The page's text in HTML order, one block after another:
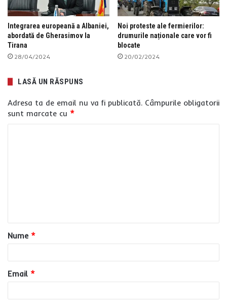
Integrarea europeană a Albaniei,
abordată de Gherasimov la
Tirana
28/04/2024
Noi proteste ale fermierilor:
drumurile naționale care vor fi
blocate
20/02/2024
LASĂ UN RĂSPUNS
Adresa ta de email nu va fi publicată. Câmpurile obligatorii
sunt marcate cu *
a
r
u
*
Nume *
Email *